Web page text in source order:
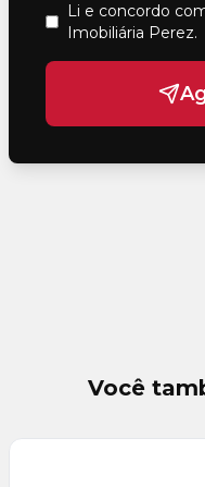
Li e concordo
Imobiliária Perez.
Você